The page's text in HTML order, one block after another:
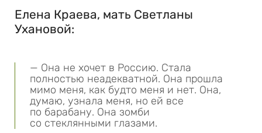
Елена Краева, мать Светланы
Ухановой:
— Она не хочет в Россию. Стала
полностью неадекватной. Она прошла
мимо меня, как будто меня и нет. Она,
думаю, узнала меня, но ей все
по барабану. Она зомби
со стеклянными глазами.